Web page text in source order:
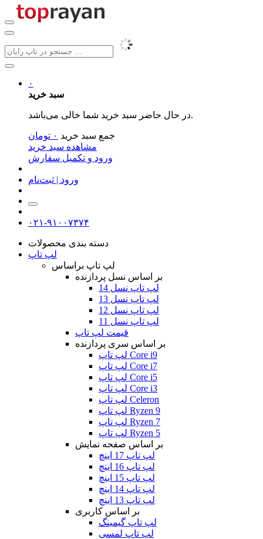
۰
سبد خرید
در حال حاضر سبد خرید شما خالی می‌باشد.
جمع سبد خرید ۰ تومان
مشاهده سبد خرید
ورود و تکمیل سفارش
ورود | ثبت‌نام
۰۲۱-۹۱۰۰۷۳۷۴
دسته بندی محصولات
لپ تاپ
لپ تاپ براساس
بر اساس نسل پردازنده
لپ تاپ نسل 14
لپ تاپ نسل 13
لپ تاپ نسل 12
لپ تاپ نسل 11
قیمت لپ تاپ
بر اساس سری پردازنده
لپ تاپ Core i9
لپ تاپ Core i7
لپ تاپ Core i5
لپ تاپ Core i3
لپ تاپ Celeron
لپ تاپ Ryzen 9
لپ تاپ Ryzen 7
لپ تاپ Ryzen 5
بر اساس صفحه نمایش
لپ تاپ 17 اینچ
لپ تاپ 16 اینچ
لپ تاپ 15 اینچ
لپ تاپ 14 اینچ
لپ تاپ 13 اینچ
بر اساس کاربری
لپ تاپ گیمینگ
لپ تاپ لمسی